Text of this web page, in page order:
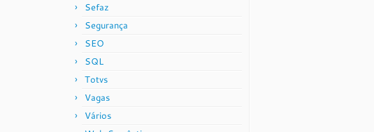
Sefaz
Segurança
SEO
SQL
Totvs
Vagas
Vários